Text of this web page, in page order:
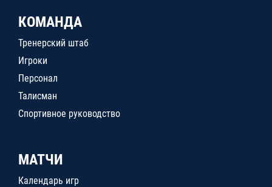
КОМАНДА
Тренерский штаб
Игроки
Персонал
Талисман
Спортивное руководство
МАТЧИ
Календарь игр